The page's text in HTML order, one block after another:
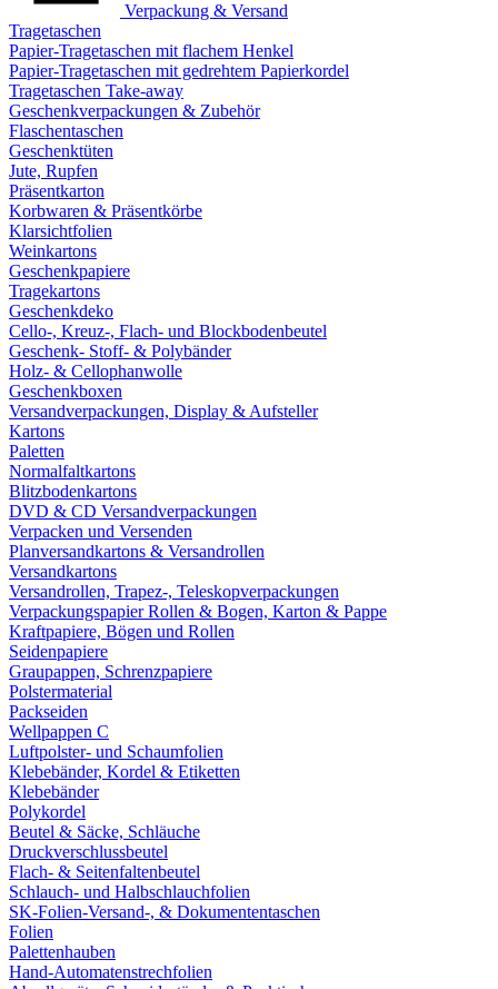
Verpackung & Versand
Tragetaschen
Papier-Tragetaschen mit flachem Henkel
Papier-Tragetaschen mit gedrehtem Papierkordel
Tragetaschen Take-away
Geschenkverpackungen & Zubehör
Flaschentaschen
Geschenktüten
Jute, Rupfen
Präsentkarton
Korbwaren & Präsentkörbe
Klarsichtfolien
Weinkartons
Geschenkpapiere
Tragekartons
Geschenkdeko
Cello-, Kreuz-, Flach- und Blockbodenbeutel
Geschenk- Stoff- & Polybänder
Holz- & Cellophanwolle
Geschenkboxen
Versandverpackungen, Display & Aufsteller
Kartons
Paletten
Normalfaltkartons
Blitzbodenkartons
DVD & CD Versandverpackungen
Verpacken und Versenden
Planversandkartons & Versandrollen
Versandkartons
Versandrollen, Trapez-, Teleskopverpackungen
Verpackungspapier Rollen & Bogen, Karton & Pappe
Kraftpapiere, Bögen und Rollen
Seidenpapiere
Graupappen, Schrenzpapiere
Polstermaterial
Packseiden
Wellpappen C
Luftpolster- und Schaumfolien
Klebebänder, Kordel & Etiketten
Klebebänder
Polykordel
Beutel & Säcke, Schläuche
Druckverschlussbeutel
Flach- & Seitenfaltenbeutel
Schlauch- und Halbschlauchfolien
SK-Folien-Versand-, & Dokumententaschen
Folien
Palettenhauben
Hand-Automatenstrechfolien